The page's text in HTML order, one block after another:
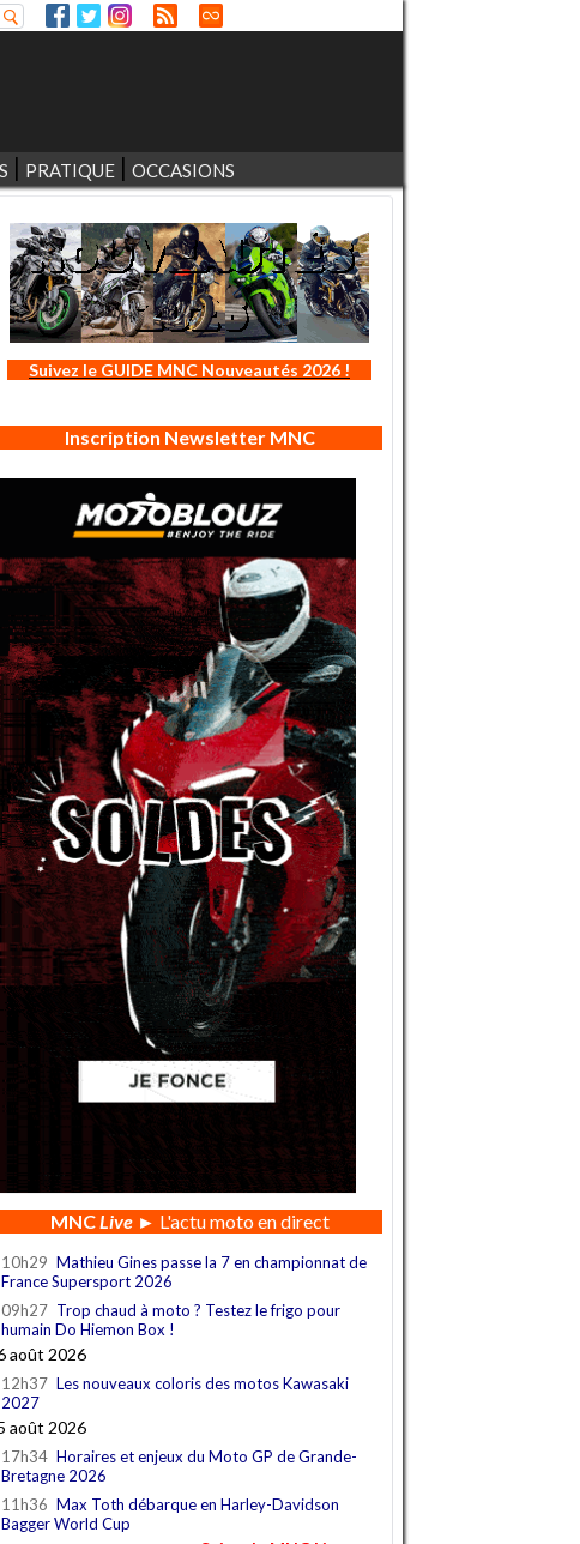
PRATIQUE OCCASIONS
Suivez le GUIDE MNC Nouveautés 2026 !
Inscription Newsletter MNC
MNCLive► L'actu moto en direct
10h29 Mathieu Gines passe la 7 en championnat de
France Supersport 2026
09h27 Trop chaud à moto ? Testez le frigo pour
humain Do Hiemon Box !
août 2026
12h37 Les nouveaux coloris des motos Kawasaki
2027
août 2026
17h34 Horaires et enjeux du Moto GP de Grande-
Bretagne 2026
11h36 Max Toth débarque en Harley-Davidson
Bagger World Cup